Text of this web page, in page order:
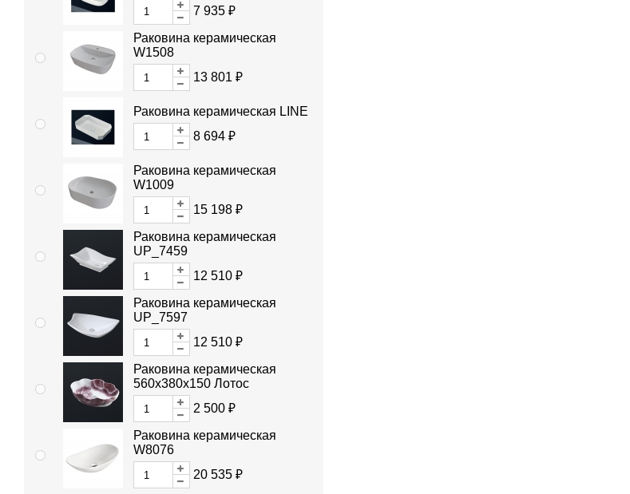
7 935 ₽
Раковина керамическая
W1508
13 801 ₽
Раковина керамическая LINE
8 694 ₽
Раковина керамическая
W1009
15 198 ₽
Раковина керамическая
UP_7459
12 510 ₽
Раковина керамическая
UP_7597
12 510 ₽
Раковина керамическая
560x380x150 Лотос
2 500 ₽
Раковина керамическая
W8076
20 535 ₽